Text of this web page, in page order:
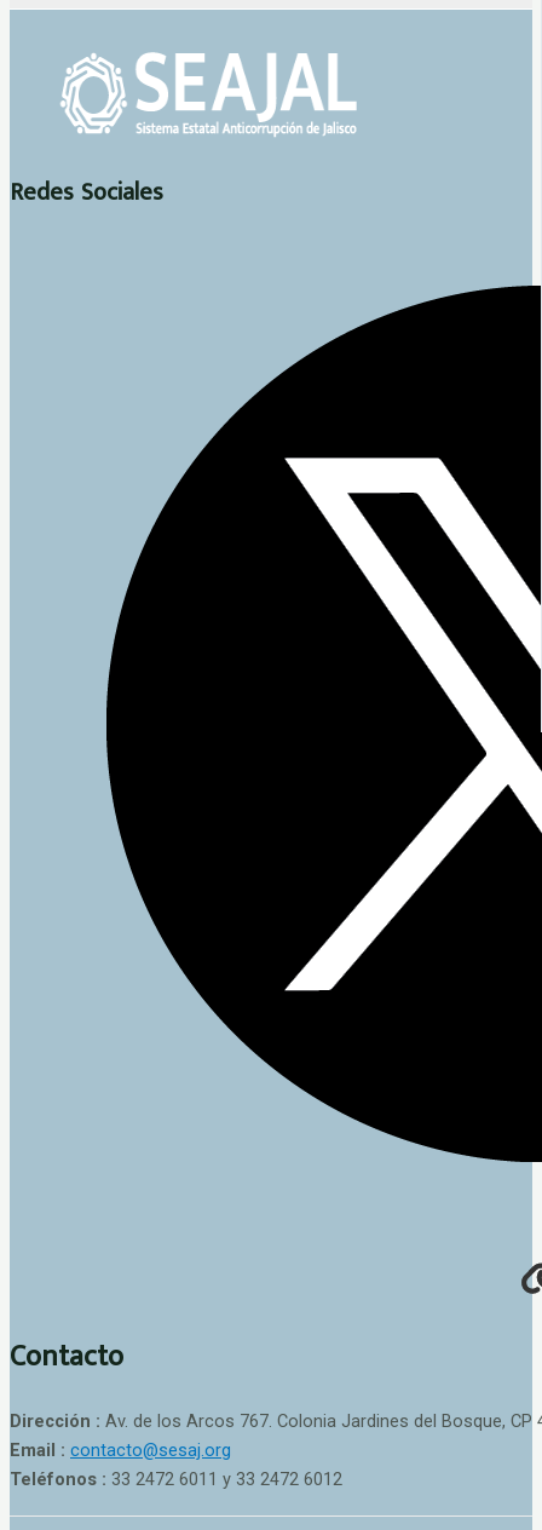
Redes Sociales
Contacto
Dirección : Av. de los Arcos 767. Colonia Jardines del Bosque, CP
Email : contacto@sesaj.org
Teléfonos : 33 2472 6011 y 33 2472 6012